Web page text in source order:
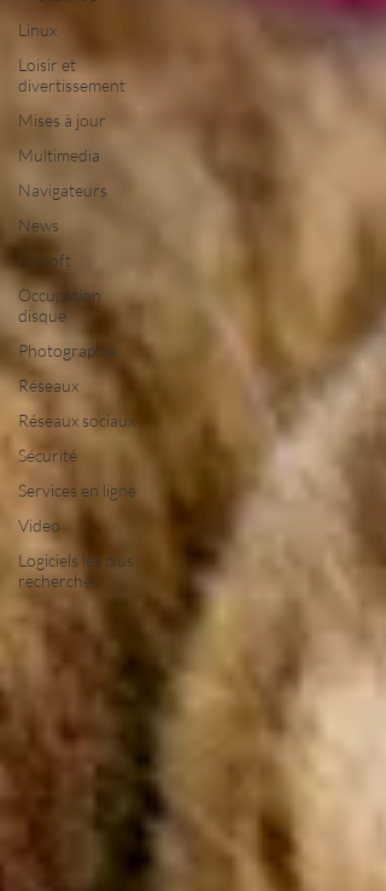
Linux
Loisir et
divertissement
Mises à jour
Multimedia
Navigateurs
News
Nirsoft
Occupation
disque
Photographie
Réseaux
Réseaux sociaux
Sécurité
Services en ligne
Video
Logiciels les plus
recherchés